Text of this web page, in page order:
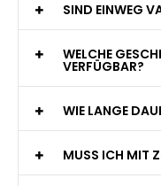
SIND EINWEG
WELCHE
VERFÜGBAR?
WIE LANGE
MUSS ICH MIT